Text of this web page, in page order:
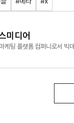
미디어
케팅 플랫폼 컴퍼니로서 빅